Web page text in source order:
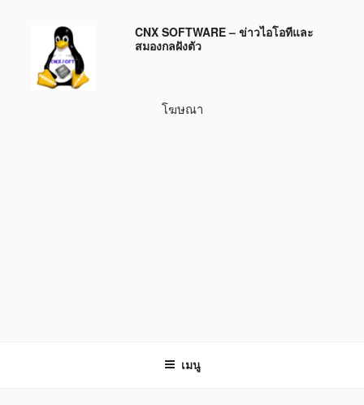
บทความ
CNX SOFTWARE – ข่าวไอโอทีและ
สมองกลฝังตัว
โฆษณา
เมนู